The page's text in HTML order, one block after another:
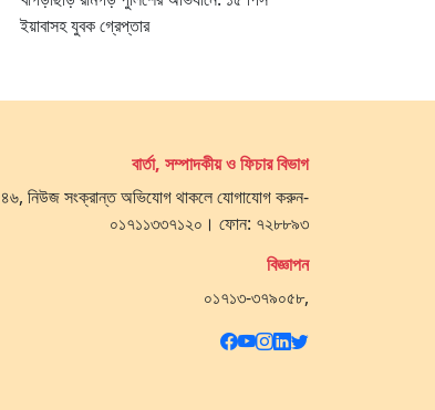
ইয়াবাসহ যুবক গ্রেপ্তার
বার্তা, সম্পাদকীয় ও ফিচার বিভাগ
নিউজ সংক্রান্ত অভিযোগ থাকলে যোগাযোগ করুন-
০১৭১১৩৩৭১২০। ফোন: ৭২৮৮৯৩
বিজ্ঞাপন
০১৭১৩-৩৭৯০৫৮,